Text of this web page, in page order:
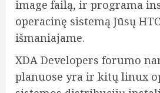
image failą, ir programa
operacinę sistemą Jūsų
išmaniajame.
XDA Developers forumo
planuose yra ir kitų linux